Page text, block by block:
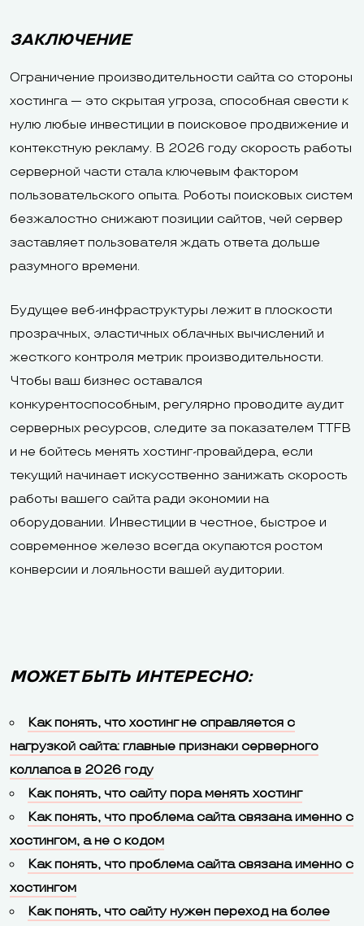
ЗАКЛЮЧЕНИЕ
Ограничение производительности сайта со стороны
хостинга — это скрытая угроза, способная свести к
нулю любые инвестиции в поисковое продвижение и
контекстную рекламу. В 2026 году скорость работы
серверной части стала ключевым фактором
пользовательского опыта. Роботы поисковых систем
безжалостно снижают позиции сайтов, чей сервер
заставляет пользователя ждать ответа дольше
разумного времени.
Будущее веб-инфраструктуры лежит в плоскости
прозрачных, эластичных облачных вычислений и
жесткого контроля метрик производительности.
Чтобы ваш бизнес оставался
конкурентоспособным, регулярно проводите аудит
серверных ресурсов, следите за показателем TTFB
и не бойтесь менять хостинг-провайдера, если
текущий начинает искусственно занижать скорость
работы вашего сайта ради экономии на
оборудовании. Инвестиции в честное, быстрое и
современное железо всегда окупаются ростом
конверсии и лояльности вашей аудитории.
МОЖЕТ БЫТЬ ИНТЕРЕСНО:
Как понять, что хостинг не справляется с
нагрузкой сайта: главные признаки серверного
коллапса в 2026 году
Как понять, что сайту пора менять хостинг
Как понять, что проблема сайта связана именно с
хостингом, а не с кодом
Как понять, что проблема сайта связана именно с
хостингом
Как понять, что сайту нужен переход на более